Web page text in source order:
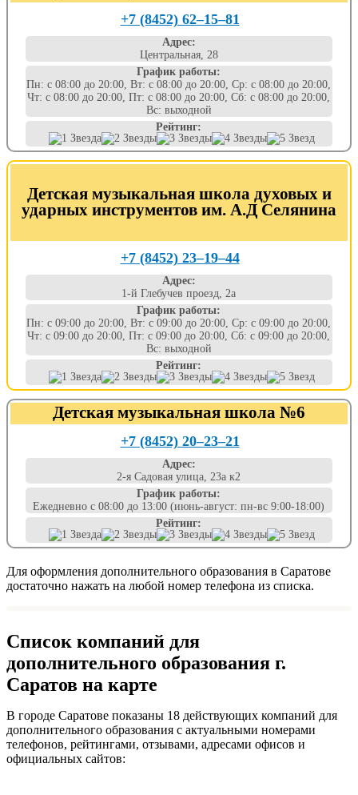
+7 (8452) 62‒15‒81
Адрес:
Центральная, 28
График работы:
Пн: с 08:00 до 20:00, Вт: с 08:00 до 20:00, Ср: с 08:00 до 20:00,
Чт: с 08:00 до 20:00, Пт: с 08:00 до 20:00, Сб: с 08:00 до 20:00,
Вс: выходной
Рейтинг:
Детская музыкальная школа духовых и
ударных инструментов им. А.Д Селянина
+7 (8452) 23‒19‒44
Адрес:
1-й Глебучев проезд, 2а
График работы:
Пн: с 09:00 до 20:00, Вт: с 09:00 до 20:00, Ср: с 09:00 до 20:00,
Чт: с 09:00 до 20:00, Пт: с 09:00 до 20:00, Сб: с 09:00 до 20:00,
Вс: выходной
Рейтинг:
Детская музыкальная школа №6
+7 (8452) 20‒23‒21
Адрес:
2-я Садовая улица, 23а к2
График работы:
Ежедневно с 08:00 до 13:00 (июнь-август: пн-вс 9:00-18:00)
Рейтинг:
Для оформления дополнительного образования в Саратове
достаточно нажать на любой номер телефона из списка.
Список компаний для
дополнительного образования г.
Саратов на карте
В городе Саратове показаны 18 действующих компаний для
дополнительного образования с актуальными номерами
телефонов, рейтингами, отзывами, адресами офисов и
официальных сайтов: